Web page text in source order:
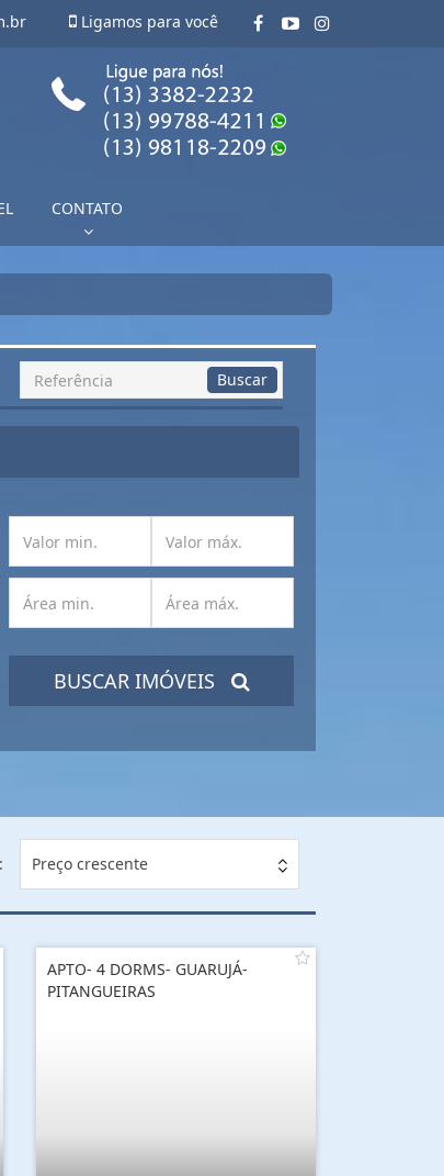
Ligamos para você
CONTATO
Busca
por
Buscar
BUSCAR IMÓVEIS
Preço crescente
APTO- 4 DORMS- GUARUJÁ-
PITANGUEIRAS